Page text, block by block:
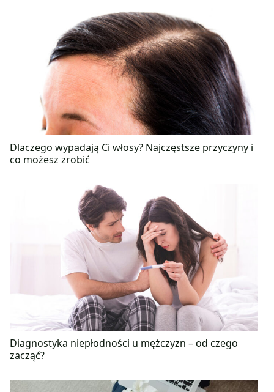
Dlaczego wypadają Ci włosy? Najczęstsze przyczyny i
co możesz zrobić
Diagnostyka niepłodności u mężczyzn – od czego
zacząć?